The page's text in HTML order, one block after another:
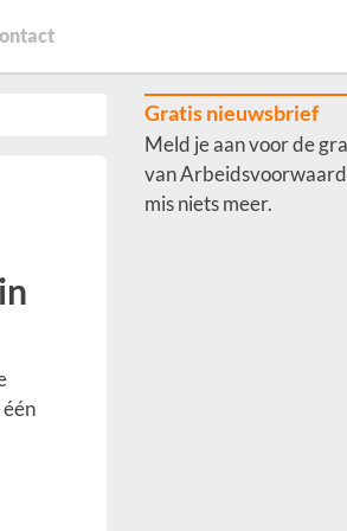
Gratis nieuwsbrief
Meld je aan voor de
van
mis niets meer.